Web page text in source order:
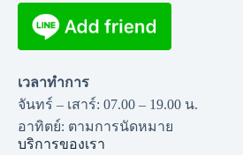
เวลาทำการ
จันทร์ – เสาร์: 07.00 – 19.00 น.
อาทิตย์: ตามการนัดหมาย
บริการของเรา